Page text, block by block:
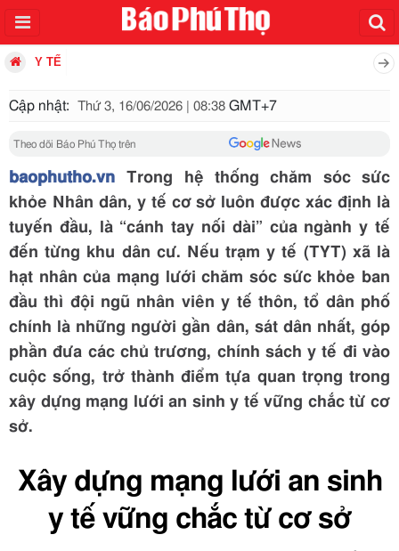
Y TẾ
Cập nhật: Thứ 3, 16/06/2026 | 08:38 GMT+7
Theo dõi Báo Phú Thọ trên
baophutho.vn Trong hệ thống chăm sóc sức
khỏe Nhân dân, y tế cơ sở luôn được xác định là
tuyến đầu, là “cánh tay nối dài” của ngành y tế
đến từng khu dân cư. Nếu trạm y tế (TYT) xã là
hạt nhân của mạng lưới chăm sóc sức khỏe ban
đầu thì đội ngũ nhân viên y tế thôn, tổ dân phố
chính là những người gần dân, sát dân nhất, góp
phần đưa các chủ trương, chính sách y tế đi vào
cuộc sống, trở thành điểm tựa quan trọng trong
xây dựng mạng lưới an sinh y tế vững chắc từ cơ
sở.
Xây dựng mạng lưới an sinh
y tế vững chắc từ cơ sở